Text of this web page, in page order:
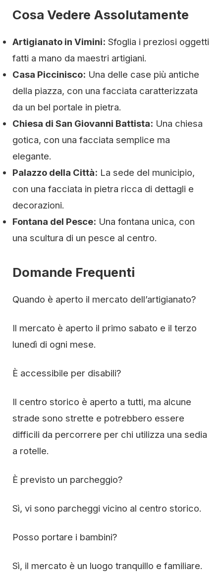
Cosa Vedere Assolutamente
Artigianato in Vimini: Sfoglia i preziosi oggetti
fatti a mano da maestri artigiani.
Casa Piccinisco: Una delle case più antiche
della piazza, con una facciata caratterizzata
da un bel portale in pietra.
Chiesa di San Giovanni Battista: Una chiesa
gotica, con una facciata semplice ma
elegante.
Palazzo della Città: La sede del municipio,
con una facciata in pietra ricca di dettagli e
decorazioni.
Fontana del Pesce: Una fontana unica, con
una scultura di un pesce al centro.
Domande Frequenti
Quando è aperto il mercato dell’artigianato?
Il mercato è aperto il primo sabato e il terzo
lunedì di ogni mese.
È accessibile per disabili?
Il centro storico è aperto a tutti, ma alcune
strade sono strette e potrebbero essere
difficili da percorrere per chi utilizza una sedia
a rotelle.
È previsto un parcheggio?
Sì, vi sono parcheggi vicino al centro storico.
Posso portare i bambini?
Sì, il mercato è un luogo tranquillo e familiare.